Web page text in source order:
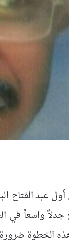
أول عبد
جدلاً واسعاً في
الخطوة